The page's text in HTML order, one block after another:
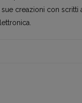
creazioni con scritti